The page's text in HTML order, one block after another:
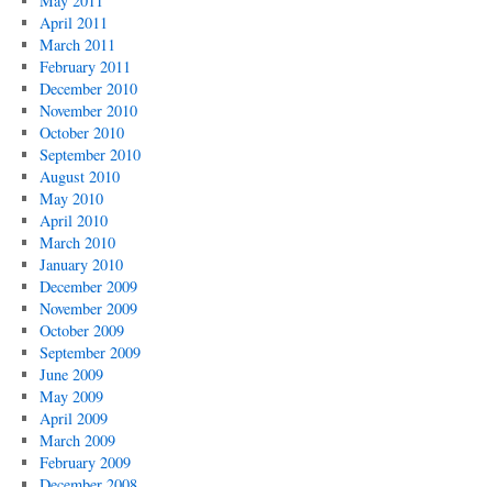
April 2011
March 2011
February 2011
December 2010
November 2010
October 2010
September 2010
August 2010
May 2010
April 2010
March 2010
January 2010
December 2009
November 2009
October 2009
September 2009
June 2009
May 2009
April 2009
March 2009
February 2009